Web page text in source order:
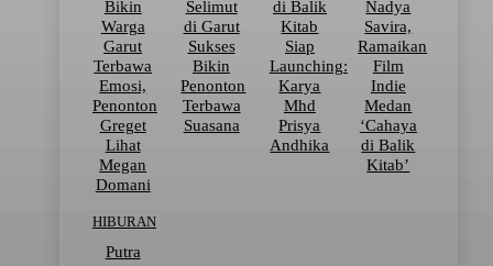
Bikin
Warga
Garut
Terbawa
Emosi,
Penonton
Greget
Lihat
Megan
Domani
Selimut
di Garut
Sukses
Bikin
Penonton
Terbawa
Suasana
di Balik
Kitab
Siap
Launching:
Karya
Mhd
Prisya
Andhika
Nadya
Savira,
Ramaikan
Film
Indie
Medan
‘Cahaya
di Balik
Kitab’
HIBURAN
Putra